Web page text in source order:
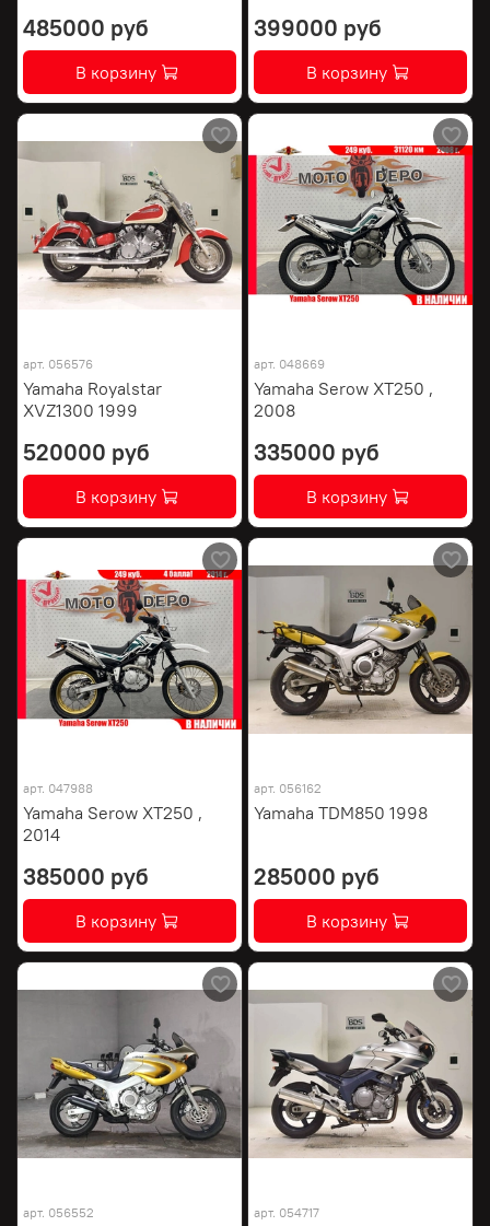
485000 руб
В корзину
399000 руб
В корзину
арт. 056576
Yamaha Royalstar
XVZ1300 1999
520000 руб
В корзину
арт. 048669
Yamaha Serow XT250 ,
2008
335000 руб
В корзину
арт. 047988
Yamaha Serow XT250 ,
2014
385000 руб
В корзину
арт. 056162
Yamaha TDM850 1998
285000 руб
В корзину
арт. 056552 арт. 054717